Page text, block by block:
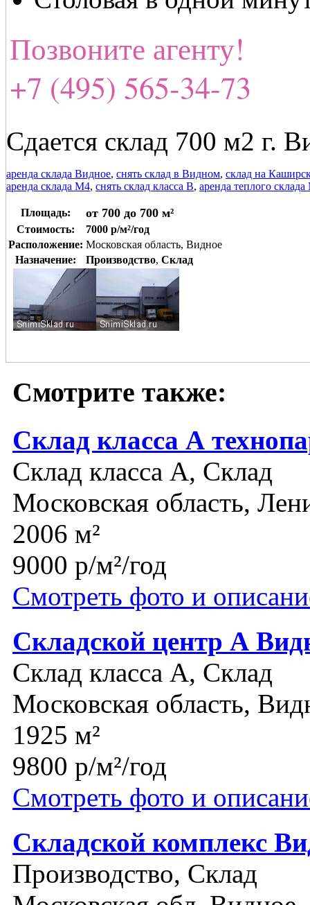
Позвоните агенту!
+7 (495) 565-34-73
Сдается склад 700 м2 г.
аренда склада Видное, снять склад в Видном, склад на
аренда склада М4, снять склад класса В, аренда теплого
Площадь: от 700 до 700 м²
Стоимость:
7000 р/м²/год
Расположение: Московская область, Видное
Назначение:
Производство, Склад
Смотрите также:
Склад класса А
Склад класса A, Склад
Московская область,
2006 м²
9000 р/м²/год
Смотреть фото и
Складской центр А
Склад класса A, Склад
Московская область,
1925 м²
9800 р/м²/год
Смотреть фото и
Складской комплекс
Производство, Склад